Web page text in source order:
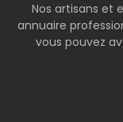
Nos artisans et
annuaire
vous pouvez